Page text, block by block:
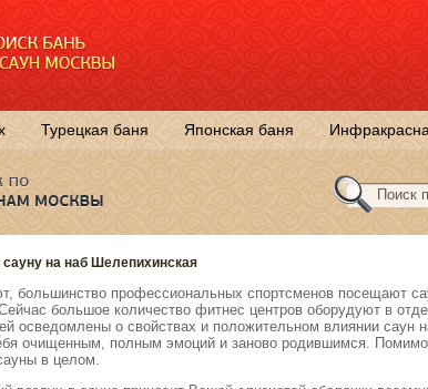
Турецкая баня Японская баня
сауну на наб Шелепихинская
большинство профессиональных спортсменов посещают
большое количество фитнес центров оборудуют в
осведомлены о свойствах и положительном влиянии саун
очищенным, полным эмоций и заново родившимся.
в целом.